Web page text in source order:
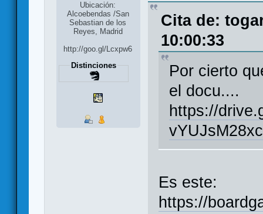
Ubicación:
Alcoebendas /San
Sebastian de los
Reyes, Madrid
http://goo.gl/Lcxpw6
Distinciones
Cita de:
10:00:33
Por cierto
el docu....
https://
Es este:
https://